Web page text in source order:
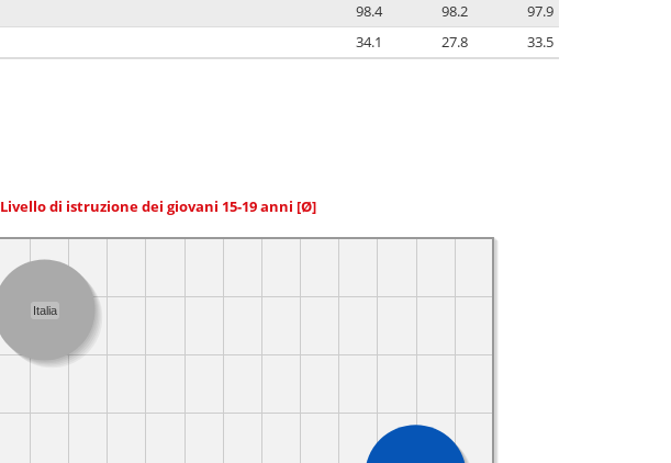
98.4 98.2
97.9
34.1 27.8 33.5
Livello di istruzione dei giovani 15-19 anni [Ø]
Italia